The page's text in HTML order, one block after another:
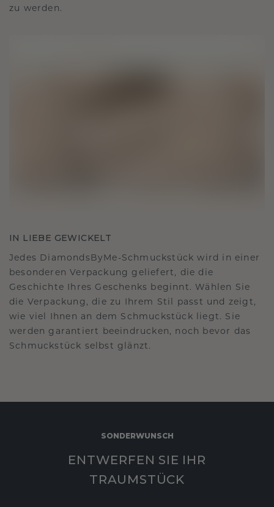
zu werden.
IN LIEBE GEWICKELT
Jedes DiamondsByMe-Schmuckstück wird in einer
besonderen Verpackung geliefert, die die
Geschichte Ihres Geschenks beginnt. Wählen Sie
die Verpackung, die zu Ihrem Stil passt und zeigt,
wie viel Ihnen an dem Schmuckstück liegt. Sie
werden garantiert beeindrucken, noch bevor das
Schmuckstück selbst glänzt.
SONDERWUNSCH
ENTWERFEN SIE IHR
TRAUMSTÜCK